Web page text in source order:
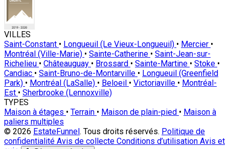
VILLES
Saint-Constant • Longueuil (Le Vieux-Longueuil) • Mercier •
Montréal (Ville-Marie) • Sainte-Catherine • Saint-Jean-sur-
Richelieu • Châteauguay • Brossard • Sainte-Martine • Stoke •
Candiac • Saint-Bruno-de-Montarville • Longueuil (Greenfield
Park) • Montréal (LaSalle) • Beloeil • Victoriaville • Montréal-
Est • Sherbrooke (Lennoxville)
TYPES
Maison à étages • Terrain • Maison de plain-pied • Maison à
paliers multiples
© 2026 EstateFunnel . Tous droits réservés. Politique de
confidentialité Avis de collecte Conditions d’utilisation Avis et